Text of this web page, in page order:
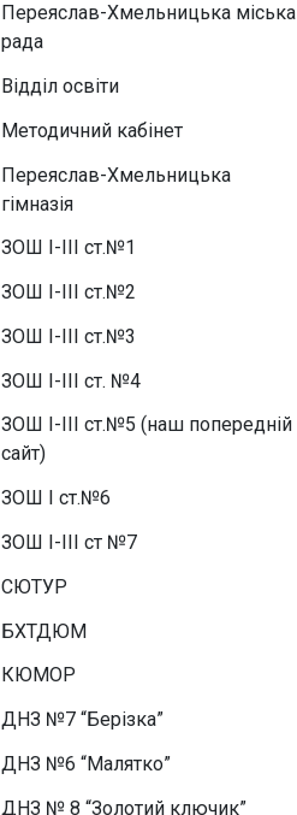
Переяслав-Хмельницька міська
рада
Відділ освіти
Методичний кабінет
Переяслав-Хмельницька
гімназія
ЗОШ І-ІІІ ст.№1
ЗОШ І-ІІІ ст.№2
ЗОШ І-ІІІ ст.№3
ЗОШ І-ІІІ ст. №4
ЗОШ І-ІІІ ст.№5 (наш попередній
сайт)
ЗОШ І ст.№6
ЗОШ І-ІІІ ст №7
СЮТУР
БХТДЮМ
КЮМОР
ДНЗ №7 “Берізка”
ДНЗ №6 “Малятко”
ДНЗ № 8 “Золотий ключик”